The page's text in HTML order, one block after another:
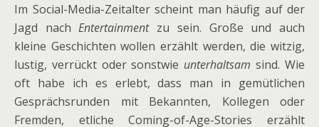
Im Social-Media-Zeitalter scheint man häufig auf der
Jagd nachEntertainmentzu sein. Große und auch
kleine Geschichten wollen erzählt werden, die witzig,
lustig, verrückt oder sonstwie unterhaltsam sind. Wie
oft habe ich es erlebt, dass man in gemütlichen
Gesprächsrunden mit Bekannten, Kollegen oder
Fremden, etliche Coming-of-Age-Stories erzählt